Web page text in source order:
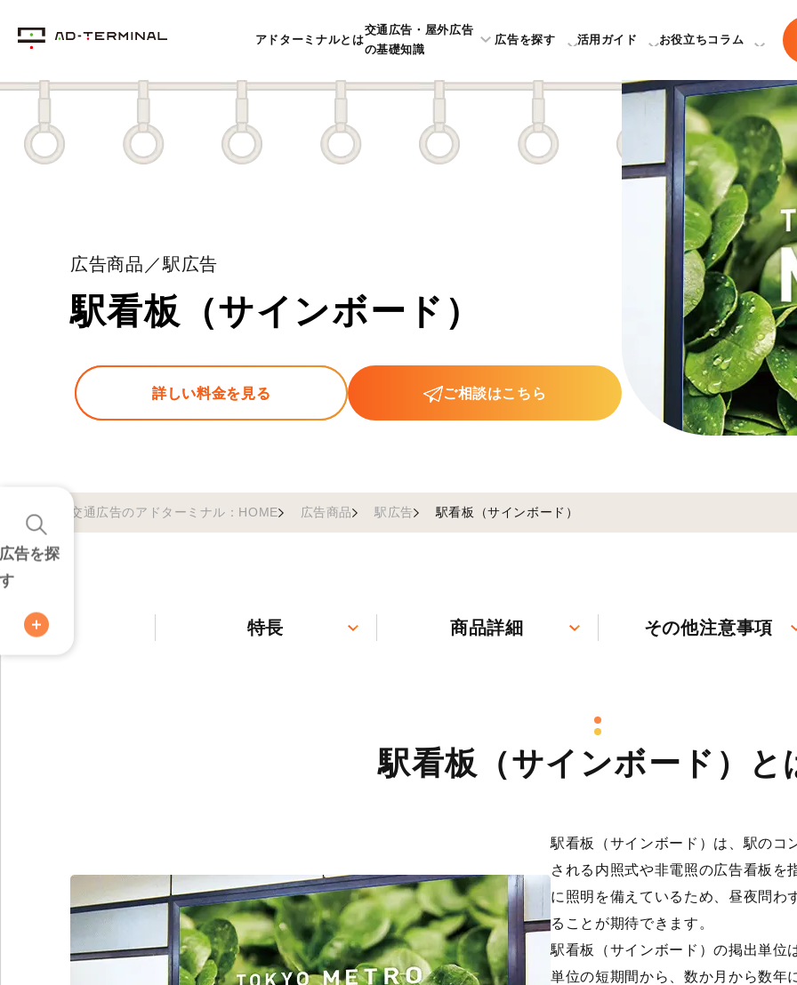
広告を探
す
アドターミナルとは
交通広告・屋外広告
の基礎知識
広告を探す 活用ガイド お役立ちコラム
広告商品／駅広告
駅看板（サインボード）
詳しい料金を見る ご相談はこちら
交通広告のアドターミナル：HOME 広告商品 駅広告 駅看板（サインボード）
特長 商品詳細 その他注意事項
駅看板（サインボード）と
駅看板（サインボード）は、駅のコ
される内照式や非電照の広告看板を
に照明を備えているため、昼夜問わ
ることが期待できます。
駅看板（サインボード）の掲出単位
単位の短期間から、数か月から数年